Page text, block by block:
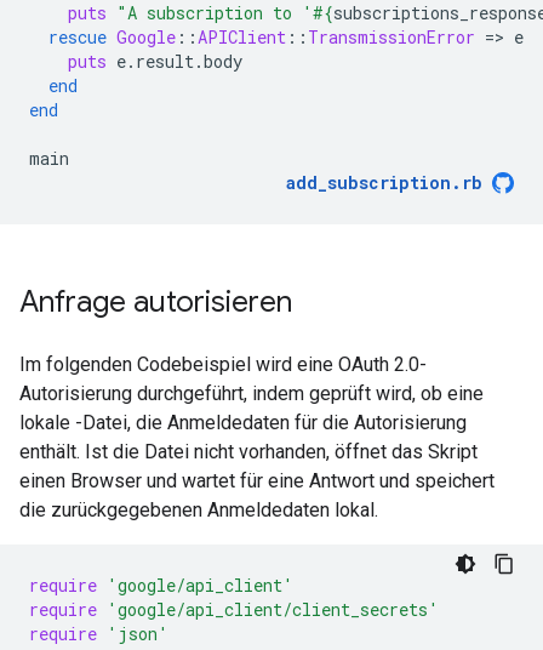
puts "A subscription to ' #{
rescue Google ::APIClient :: TransmissionError => e
puts e. result.body
end
end
main
add_subscription . rb
Anfrage autorisieren
Im folgenden Codebeispiel wird eine OAuth 2.0-
Autorisierung durchgeführt, indem geprüft wird, ob eine
lokale -Datei, die Anmeldedaten für die Autorisierung
enthält. Ist die Datei nicht vorhanden, öffnet das Skript
einen Browser und wartet für eine Antwort und speichert
die zurückgegebenen Anmeldedaten lokal.
require 'google/api_client'
require 'google/api_client/client_secrets'
require 'json'